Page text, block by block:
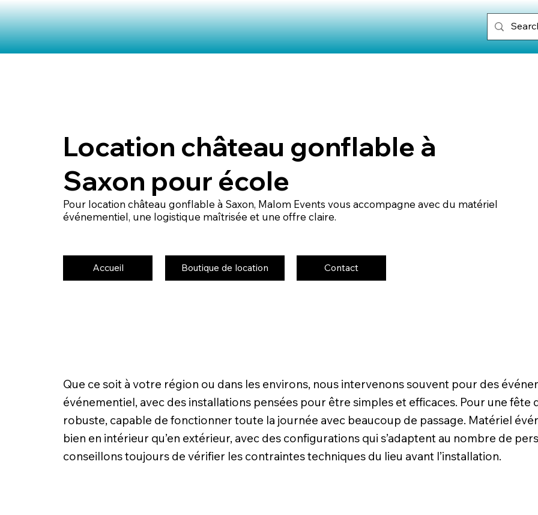
Location château gonflable à
Saxon pour école
Pour location château gonflable à Saxon, Malom Events vous accompagne avec du matériel
événementiel, une logistique maîtrisée et une offre claire.
Accueil Boutique de location Contact
Que ce soit à votre région ou dans les environs, nous intervenons souvent pour des
événementiel, avec des installations pensées pour être simples et efficaces. Pour une fête
robuste, capable de fonctionner toute la journée avec beaucoup de passage. Matériel
bien en intérieur qu’en extérieur, avec des configurations qui s’adaptent au nombre de
conseillons toujours de vérifier les contraintes techniques du lieu avant l’installation.